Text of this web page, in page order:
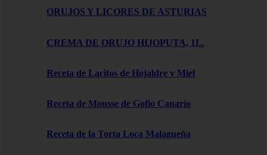
ORUJOS Y LICORES DE ASTURIAS
CREMA DE ORUJO HIJOPUTA, 1L.
Receta de Lacitos de Hojaldre y Miel
Receta de Mousse de Gofio Canario
Receta de la Torta Loca Malagueña